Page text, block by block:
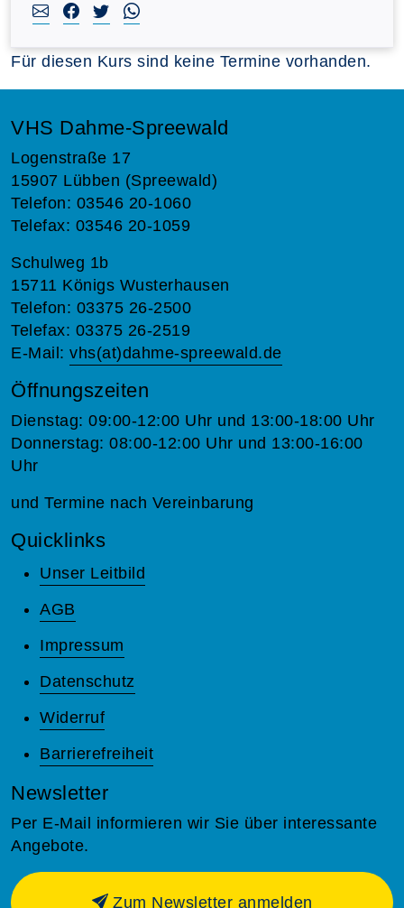
Für diesen Kurs sind keine Termine vorhanden.
VHS Dahme-Spreewald
Logenstraße 17
15907 Lübben (Spreewald)
Telefon: 03546 20-1060
Telefax: 03546 20-1059
Schulweg 1b
15711 Königs Wusterhausen
Telefon: 03375 26-2500
Telefax: 03375 26-2519
E-Mail: vhs(at)dahme-spreewald.de
Öffnungszeiten
Dienstag: 09:00-12:00 Uhr und 13:00-18:00 Uhr
Donnerstag: 08:00-12:00 Uhr und 13:00-16:00
Uhr
und Termine nach Vereinbarung
Quicklinks
Unser Leitbild
AGB
Impressum
Datenschutz
Widerruf
Barrierefreiheit
Newsletter
Per E-Mail informieren wir Sie über interessante
Angebote.
Zum Newsletter anmelden